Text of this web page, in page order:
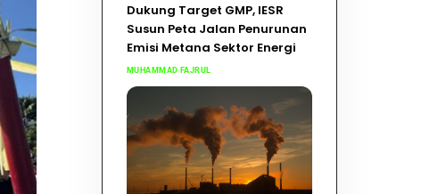
Dukung Target GMP, IESR
Susun Peta Jalan Penurunan
Emisi Metana Sektor Energi
MUHAMMAD FAJRUL